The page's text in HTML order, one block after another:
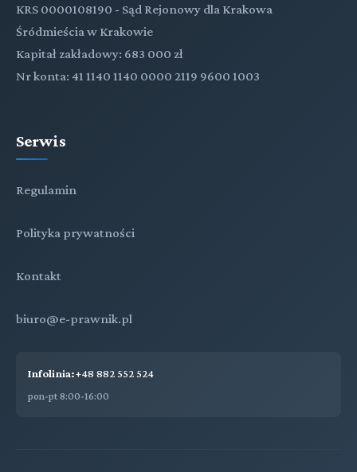
KRS 0000108190 - Sąd Rejonowy dla Krakowa
Śródmieścia w Krakowie
Kapitał zakładowy: 683 000 zł
Nr konta: 41 1140 1140 0000 2119 9600 1003
Serwis
Regulamin
Polityka prywatności
Kontakt
biuro@e-prawnik.pl
Infolinia:+48 882 552 524
pon-pt 8:00-16:00